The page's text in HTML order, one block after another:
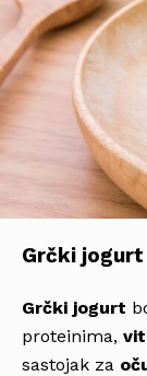
Grčki
Grčki jogurt
proteinima,
sastojak za